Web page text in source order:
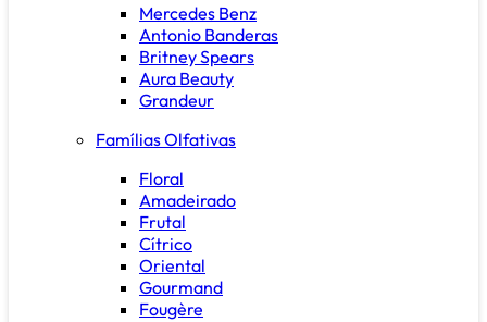
Mercedes Benz
Antonio Banderas
Britney Spears
Aura Beauty
Grandeur
Famílias Olfativas
Floral
Amadeirado
Frutal
Cítrico
Oriental
Gourmand
Fougère